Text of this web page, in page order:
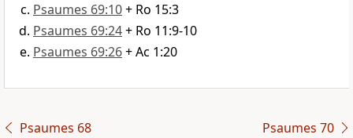
Psaumes 69:10+ Ro 15:3
Psaumes 69:24+ Ro 11:9-10
Psaumes 69:26+ Ac 1:20
Psaumes 68 Psaumes 70